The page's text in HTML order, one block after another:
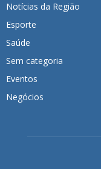
Notícias da Região
Esporte
Saúde
Sem categoria
Eventos
Negócios